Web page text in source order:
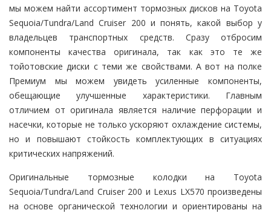
мы можем найти ассортимент тормозных дисков на Toyota
Sequoia/Tundra/Land Cruiser 200 и понять, какой выбор у
владельцев транспортных средств. Сразу отбросим
компоненты качества оригинала, так как это те же
тойотовские диски с теми же свойствами. А вот на полке
Премиум мы можем увидеть усиленные компоненты,
обещающие улучшенные характеристики. Главным
отличием от оригинала является наличие перфорации и
насечки, которые не только ускоряют охлаждение системы,
но и повышают стойкость комплектующих в ситуациях
критических напряжений.
Оригинальные тормозные колодки на Toyota
Sequoia/Tundra/Land Cruiser 200 и Lexus LX570 произведены
на основе органической технологии и ориентированы на